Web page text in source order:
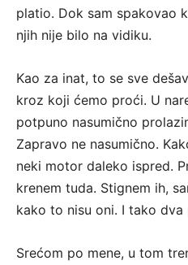
platio. Dok sam spakovao
njih nije bilo na vidiku.
Kao za inat, to se sve
kroz koji ćemo proći. U
potpuno nasumično
Zapravo ne nasumično.
neki motor daleko ispred.
krenem tuda. Stignem ih,
kako to nisu oni. I tako dva
Srećom po mene, u tom